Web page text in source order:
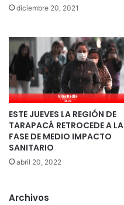
diciembre 20, 2021
ESTE JUEVES LA REGIÓN DE
TARAPACÁ RETROCEDE A LA
FASE DE MEDIO IMPACTO
SANITARIO
abril 20, 2022
Archivos